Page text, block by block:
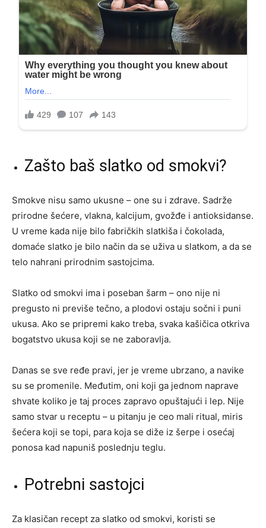
Zašto baš slatko od smokvi?
Smokve nisu samo ukusne – one su i zdrave. Sadrže
prirodne šećere, vlakna, kalcijum, gvožđe i antioksidanse.
U vreme kada nije bilo fabričkih slatkiša i čokolada,
domaće slatko je bilo način da se uživa u slatkom, a da se
telo nahrani prirodnim sastojcima.
Slatko od smokvi ima i poseban šarm – ono nije ni
pregusto ni previše tečno, a plodovi ostaju sočni i puni
ukusa. Ako se pripremi kako treba, svaka kašičica otkriva
bogatstvo ukusa koji se ne zaboravlja.
Danas se sve ređe pravi, jer je vreme ubrzano, a navike
su se promenile. Međutim, oni koji ga jednom naprave
shvate koliko je taj proces zapravo opuštajući i lep. Nije
samo stvar u receptu – u pitanju je ceo mali ritual, miris
šećera koji se topi, para koja se diže iz šerpe i osećaj
ponosa kad napuniš poslednju teglu.
Potrebni sastojci
Za klasičan recept za slatko od smokvi, koristi se